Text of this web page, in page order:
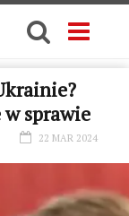
w sprawie
22 MAR 2024